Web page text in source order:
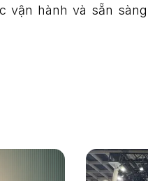
vận hành và sẵn